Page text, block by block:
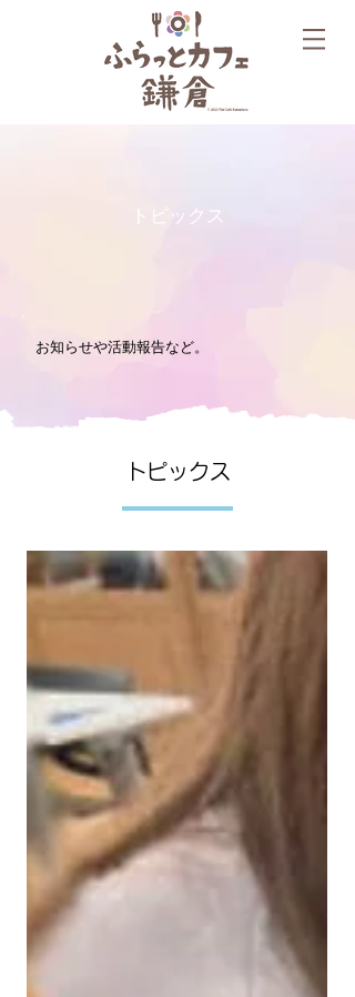
トピックス
お知らせや活動報告など。
トピックス